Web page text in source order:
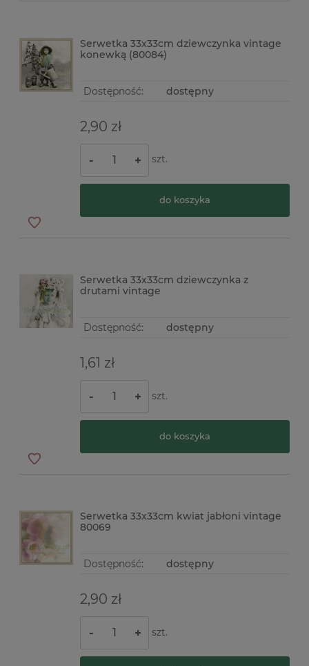
Serwetka 33x33cm dziewczynka vintage
konewką (80084)
Dostępność: dostępny
2,90 zł
- + szt.
do koszyka
Serwetka 33x33cm dziewczynka z
drutami vintage
Dostępność: dostępny
1,61 zł
- + szt.
do koszyka
Serwetka 33x33cm kwiat jabłoni vintage
80069
Dostępność: dostępny
2,90 zł
- + szt.